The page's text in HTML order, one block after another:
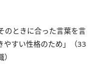
のときに合った言葉を言
やすい性格のため」（33